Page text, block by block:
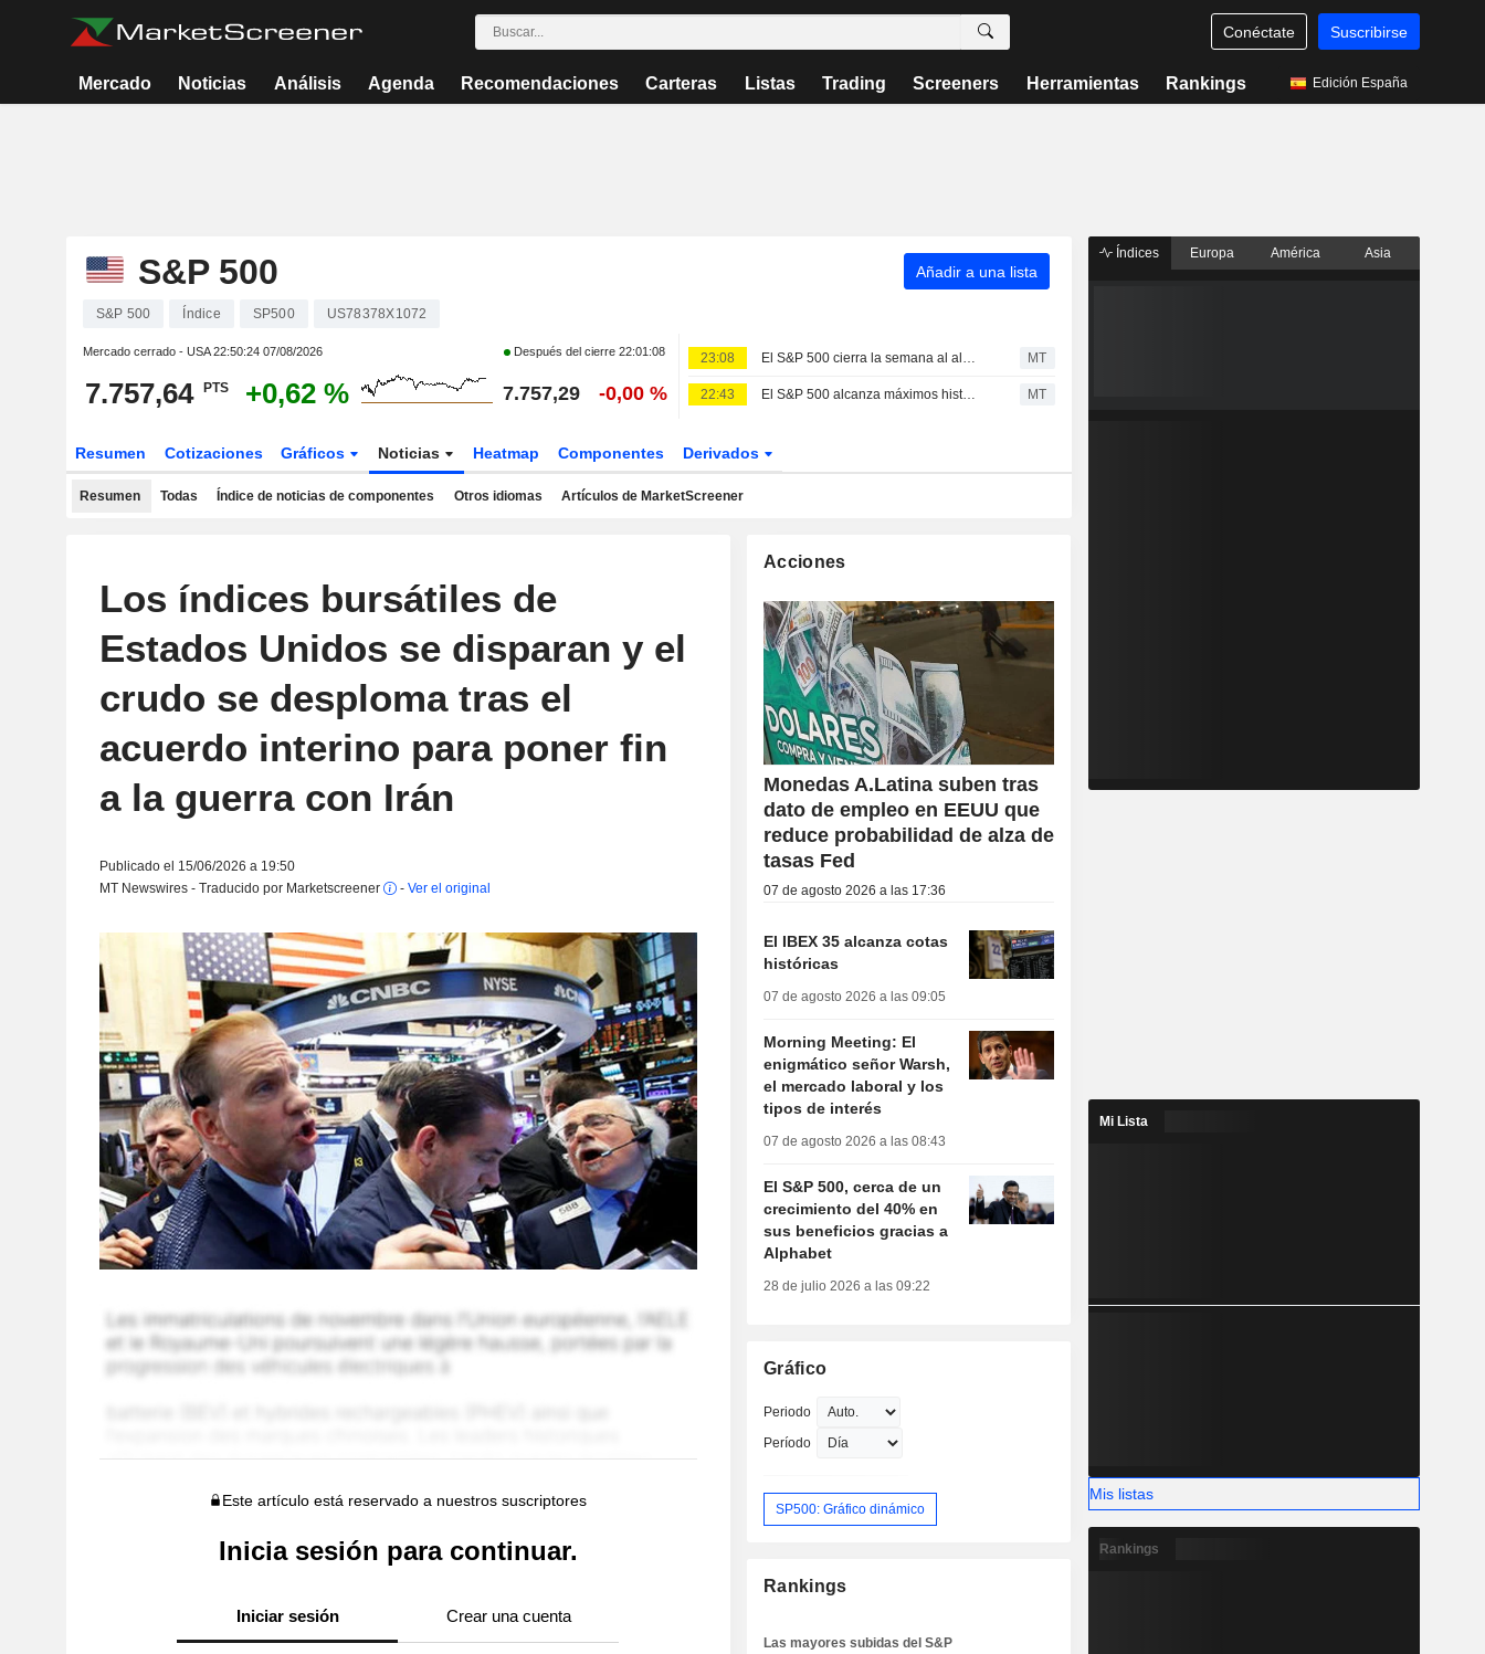
Conéctate Suscribirse
Mercado Noticias Análisis Agenda Recomendaciones Carteras Listas Trading Screeners Herramientas Rankings Edición España
S&P 500 Añadir a una lista
S&P 500 Índice SP500 US78378X1072
Mercado cerrado - USA22:50:24 07/08/2026 Después del cierre22:01:08
7.757,64 PTS +0,62 % 7.757,29 -0,00 %
23:08 El S&P 500 cierra la semana al alza impulsado por el avance de los gigantes tecnológicos MT
22:43 El S&P 500 alcanza máximos históricos tras un informe de empleo que aleja las subidas de tipos MT
Resumen Cotizaciones Gráficos Noticias Heatmap Componentes Derivados
Resumen Todas Índice de noticias de componentes Otros idiomas Artículos de MarketScreener
Los índices bursátiles de
Estados Unidos se disparan y el
crudo se desploma tras el
acuerdo interino para poner fin
a la guerra con Irán
Publicado el 15/06/2026 a 19:50
MT Newswires - Traducido por Marketscreener
- Ver el original
Este artículo está reservado a nuestros suscriptores
Inicia sesión para continuar.
Iniciar sesión Crear una cuenta
Acciones
Monedas A.Latina suben tras
dato de empleo en EEUU que
reduce probabilidad de alza de
tasas Fed
07 de agosto 2026 a las 17:36
El IBEX 35 alcanza cotas
históricas
07 de agosto 2026 a las 09:05
Morning Meeting: El
enigmático señor Warsh,
el mercado laboral y los
tipos de interés
07 de agosto 2026 a las 08:43
El S&P 500, cerca de un
crecimiento del 40% en
sus beneficios gracias a
Alphabet
28 de julio 2026 a las 09:22
Gráfico
Periodo
Período
SP500: Gráfico dinámico
Rankings
Las mayores subidas del S&P
Índices Europa América Asia
Mi Lista
Mis listas
Rankings